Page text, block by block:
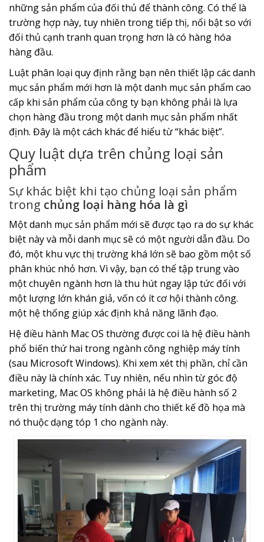
những sản phẩm của đối thủ để thành công. Có thể là
trường hợp này, tuy nhiên trong tiếp thị, nổi bật so với
đối thủ cạnh tranh quan trọng hơn là có hàng hóa
hàng đầu.
Luật phân loại quy định rằng bạn nên thiết lập các danh
mục sản phẩm mới hơn là một danh mục sản phẩm cao
cấp khi sản phẩm của công ty bạn không phải là lựa
chọn hàng đầu trong một danh mục sản phẩm nhất
định. Đây là một cách khác để hiểu từ “khác biệt”.
Quy luật dựa trên chủng loại sản
phẩm
Sự khác biệt khi tạo chủng loại sản phẩm
trong chủng loại hàng hóa là gì
Một danh mục sản phẩm mới sẽ được tạo ra do sự khác
biệt này và mỗi danh mục sẽ có một người dẫn đầu. Do
đó, một khu vực thị trường khá lớn sẽ bao gồm một số
phân khúc nhỏ hơn. Vì vậy, bạn có thể tập trung vào
một chuyên ngành hơn là thu hút ngay lập tức đối với
một lượng lớn khán giả, vốn có ít cơ hội thành công.
một hệ thống giúp xác định khả năng lãnh đạo.
Hệ điều hành Mac OS thường được coi là hệ điều hành
phổ biến thứ hai trong ngành công nghiệp máy tính
(sau Microsoft Windows). Khi xem xét thị phần, chỉ cần
điều này là chính xác. Tuy nhiên, nếu nhìn từ góc độ
marketing, Mac OS không phải là hệ điều hành số 2
trên thị trường máy tính dành cho thiết kế đồ họa mà
nó thuộc dạng tóp 1 cho ngành này.